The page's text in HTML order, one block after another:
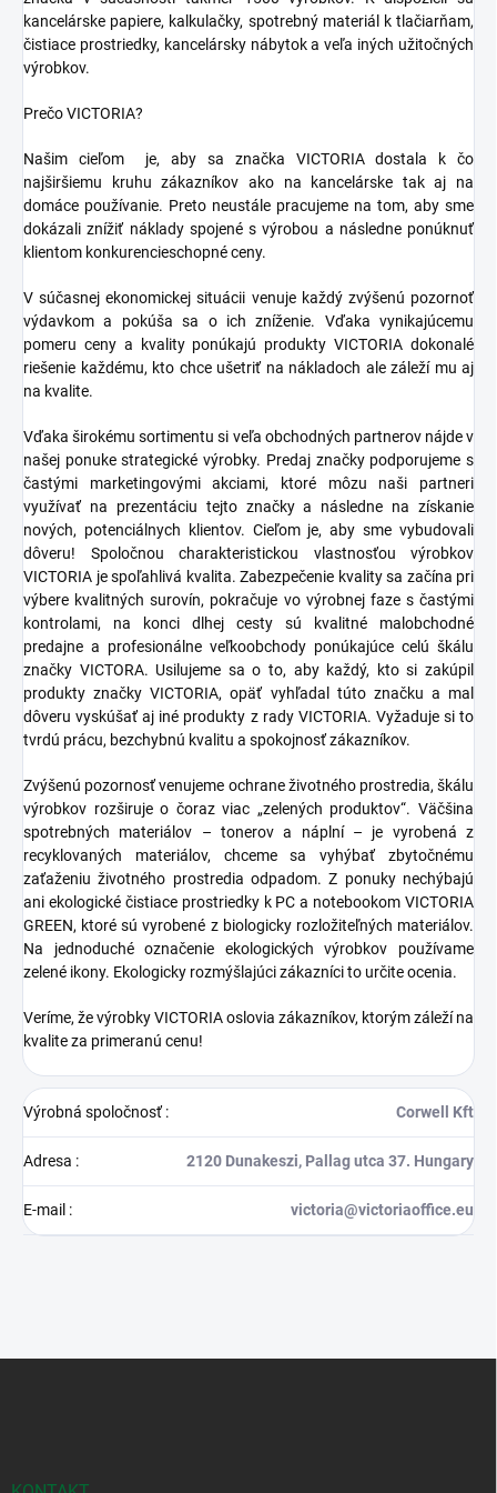
kancelárske papiere, kalkulačky, spotrebný materiál k tlačiarňam,
čistiace prostriedky, kancelársky nábytok a veľa iných užitočných
výrobkov.
Prečo VICTORIA?
Našim cieľom je, aby sa značka VICTORIA dostala k čo
najširšiemu kruhu zákazníkov ako na kancelárske tak aj na
domáce používanie. Preto neustále pracujeme na tom, aby sme
dokázali znížiť náklady spojené s výrobou a následne ponúknuť
klientom konkurencieschopné ceny.
V súčasnej ekonomickej situácii venuje každý zvýšenú pozornoť
výdavkom a pokúša sa o ich zníženie. Vďaka vynikajúcemu
pomeru ceny a kvality ponúkajú produkty VICTORIA dokonalé
riešenie každému, kto chce ušetriť na nákladoch ale záleží mu aj
na kvalite.
Vďaka širokému sortimentu si veľa obchodných partnerov nájde v
našej ponuke strategické výrobky. Predaj značky podporujeme s
častými marketingovými akciami, ktoré môzu naši partneri
využívať na prezentáciu tejto značky a následne na získanie
nových, potenciálnych klientov. Cieľom je, aby sme vybudovali
dôveru! Spoločnou charakteristickou vlastnosťou výrobkov
VICTORIA je spoľahlivá kvalita. Zabezpečenie kvality sa začína pri
výbere kvalitných surovín, pokračuje vo výrobnej faze s častými
kontrolami, na konci dlhej cesty sú kvalitné malobchodné
predajne a profesionálne veľkoobchody ponúkajúce celú škálu
značky VICTORA. Usilujeme sa o to, aby každý, kto si zakúpil
produkty značky VICTORIA, opäť vyhľadal túto značku a mal
dôveru vyskúšať aj iné produkty z rady VICTORIA. Vyžaduje si to
tvrdú prácu, bezchybnú kvalitu a spokojnosť zákazníkov.
Zvýšenú pozornosť venujeme ochrane životného prostredia, škálu
výrobkov rozširuje o čoraz viac „zelených produktov“. Väčšina
spotrebných materiálov – tonerov a náplní – je vyrobená z
recyklovaných materiálov, chceme sa vyhýbať zbytočnému
zaťaženiu životného prostredia odpadom. Z ponuky nechýbajú
ani ekologické čistiace prostriedky k PC a notebookom VICTORIA
GREEN, ktoré sú vyrobené z biologicky rozložiteľných materiálov.
Na jednoduché označenie ekologických výrobkov používame
zelené ikony. Ekologicky rozmýšlajúci zákazníci to určite ocenia.
Veríme, že výrobky VICTORIA oslovia zákazníkov, ktorým záleží na
kvalite za primeranú cenu!
Výrobná spoločnosť: Corwell Kft
Adresa : 2120 Dunakeszi, Pallag utca 37. Hungary
E-mail : victoria@victoriaoffice.eu